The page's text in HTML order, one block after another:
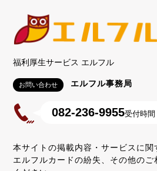
福利厚生サービス エルフル
お問い合わせ エルフル事務局
082-236-9955受付時
本サイトの掲載内容・サービスに関
エルフルカードの紛失、その他の